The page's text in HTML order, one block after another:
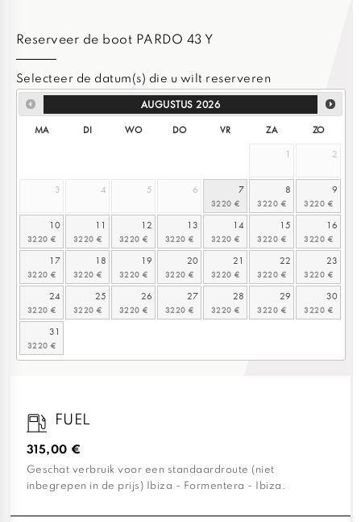
Reserveer de boot PARDO 43 Y
Selecteer de datum(s) die u wilt reserveren
AUGUSTUS 2026
MA DI WO DO VR ZA
ZO
1
2
3 4 5 6 7 8 9
10 11 12 13 14 15 16
17 18 19 20 21 22 23
24 25 26 27 28 29 30
31
FUEL
315,00 €
Geschat verbruik voor een standaardroute (niet
inbegrepen in de prijs) Ibiza - Formentera - Ibiza.